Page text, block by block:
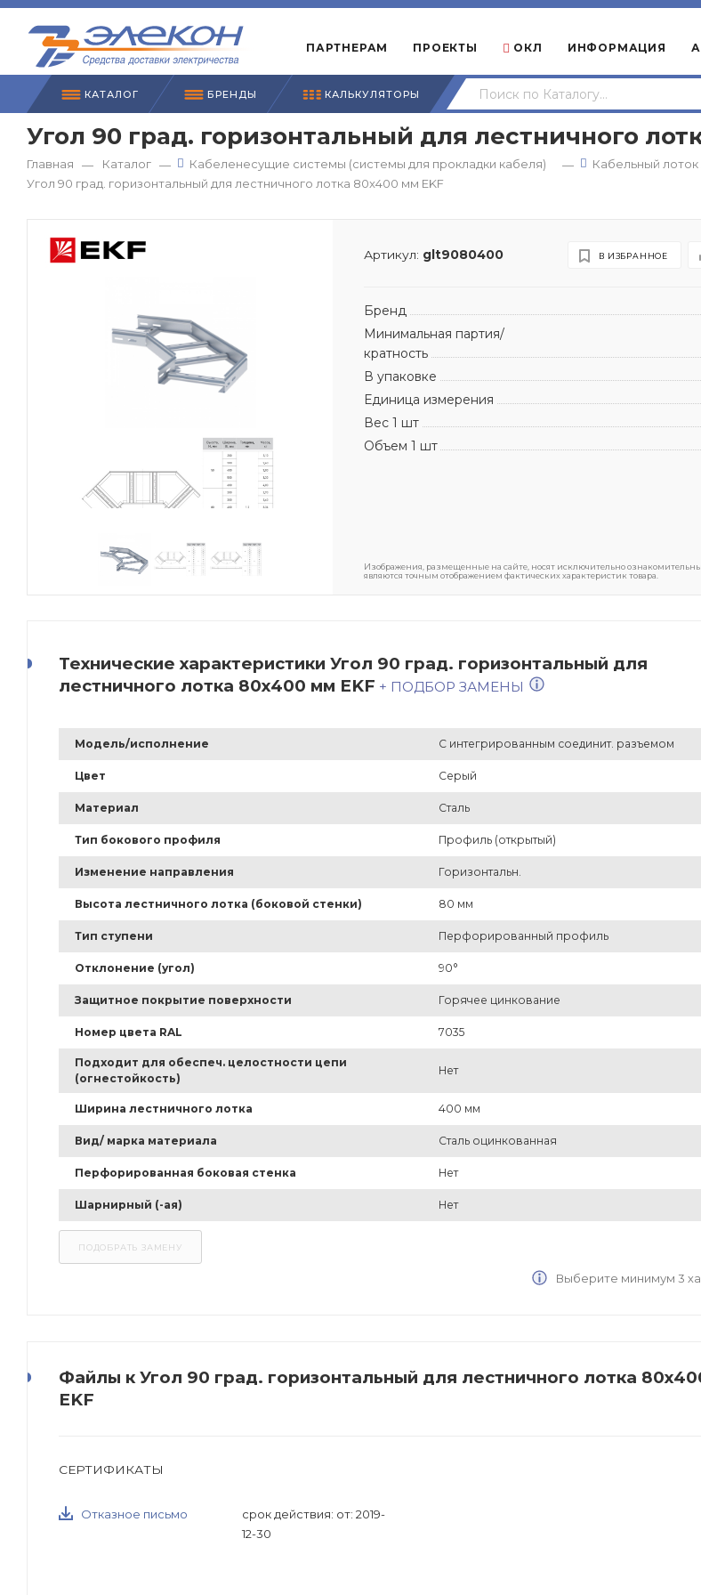
ПАРТНЕРАМ ПРОЕКТЫ ОКЛ ИНФОРМАЦИЯ
КАТАЛОГ БРЕНДЫ КАЛЬКУЛЯТОРЫ
Угол 90 град. горизонтальный для лестничного
Главная — Каталог — Кабеленесущие системы (системы для прокладки кабеля) — Кабельный
Угол 90 град. горизонтальный для лестничного лотка 80x400 мм EKF
Артикул: glt9080400 В ИЗБРАННОЕ
Бренд
Минимальная партия/
кратность
В упаковке
Единица измерения
Вес 1 шт
Объем 1 шт
Изображения, размещенные на сайте, носят исключительно
являются точным отображением фактических характеристик товара.
Технические характеристики Угол 90 град. горизонтальный для
лестничного лотка 80x400 мм EKF + ПОДБОР ЗАМЕНЫ
Модель/исполнение С интегрированным соединит. разъемом
Цвет Серый
Материал Сталь
Тип бокового профиля Профиль (открытый)
Изменение направления Горизонтальн.
Высота лестничного лотка (боковой стенки) 80 мм
Тип ступени Перфорированный профиль
Отклонение (угол) 90°
Защитное покрытие поверхности Горячее цинкование
Номер цвета RAL 7035
Подходит для обеспеч. целостности цепи
(огнестойкость)
Нет
Ширина лестничного лотка 400 мм
Вид/ марка материала Сталь оцинкованная
Перфорированная боковая стенка Нет
Шарнирный (-ая) Нет
Выберите минимум 3
Файлы к Угол 90 град. горизонтальный для лестничного лотка
EKF
СЕРТИФИКАТЫ
Отказное письмо
срок действия: от: 2019-
12-30